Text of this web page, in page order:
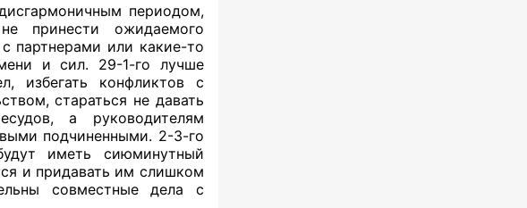
периодом,
принести ожидаемого
партнерами или какие-то
и сил. 29-1-го лучше
избегать конфликтов с
стараться не давать
а руководителям
подчиненными. 2-3-го
иметь сиюминутный
и придавать им слишком
совместные дела с